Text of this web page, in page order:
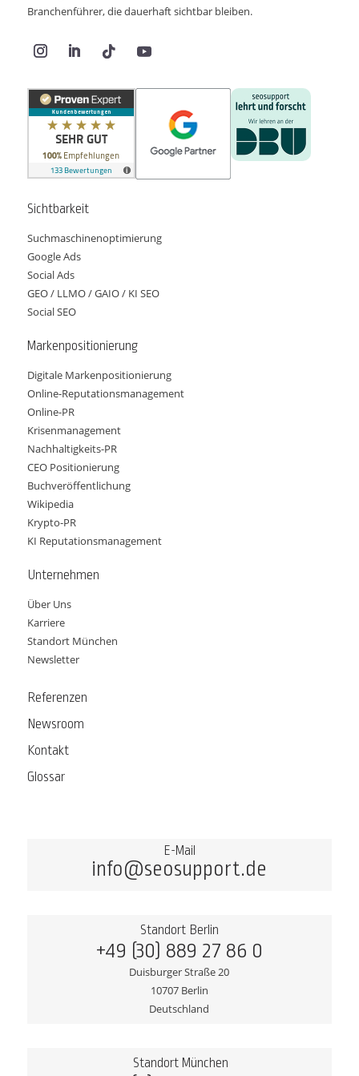
Branchenführer, die dauerhaft sichtbar bleiben.
Sichtbarkeit
Suchmaschinenoptimierung
Google Ads
Social Ads
GEO / LLMO / GAIO / KI SEO
Social SEO
Markenpositionierung
Digitale Markenpositionierung
Online-Reputationsmanagement
Online-PR
Krisenmanagement
Nachhaltigkeits-PR
CEO Positionierung
Buchveröffentlichung
Wikipedia
Krypto-PR
KI Reputationsmanagement
Unternehmen
Über Uns
Karriere
Standort München
Newsletter
Referenzen
Newsroom
Kontakt
Glossar
E-Mail
info@seosupport.de
Standort Berlin
+49 (30) 889 27 86 0
Duisburger Straße 20
10707 Berlin
Deutschland
Standort München